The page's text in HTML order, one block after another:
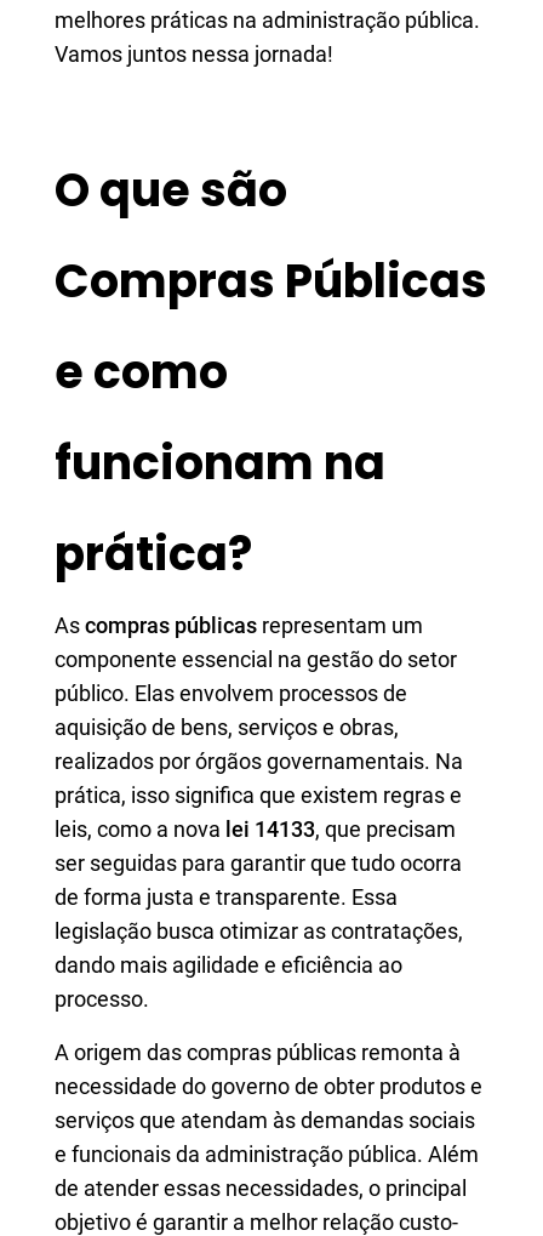
melhores práticas na administração pública.
Vamos juntos nessa jornada!
O que são
Compras Públicas
e como
funcionam na
prática?
Ascompras públicas representam um
componente essencial na gestão do setor
público. Elas envolvem processos de
aquisição de bens, serviços e obras,
realizados por órgãos governamentais. Na
prática, isso significa que existem regras e
leis, como a nova lei 14133, que precisam
ser seguidas para garantir que tudo ocorra
de forma justa e transparente. Essa
legislação busca otimizar as contratações,
dando mais agilidade e eficiência ao
processo.
A origem das compras públicas remonta à
necessidade do governo de obter produtos e
serviços que atendam às demandas sociais
e funcionais da administração pública. Além
de atender essas necessidades, o principal
objetivo é garantir a melhor relação custo-